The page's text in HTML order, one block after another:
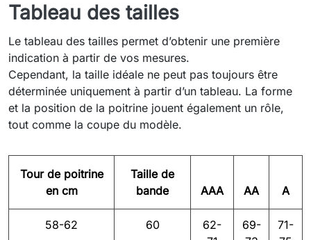
Tableau des tailles
Le tableau des tailles permet d’obtenir une première
indication à partir de vos mesures.
Cependant, la taille idéale ne peut pas toujours être
déterminée uniquement à partir d’un tableau. La forme
et la position de la poitrine jouent également un rôle,
tout comme la coupe du modèle.
Tour de poitrine
en cm
Taille de
bande
AAA AA A
58-62 60
62-
69-
71-